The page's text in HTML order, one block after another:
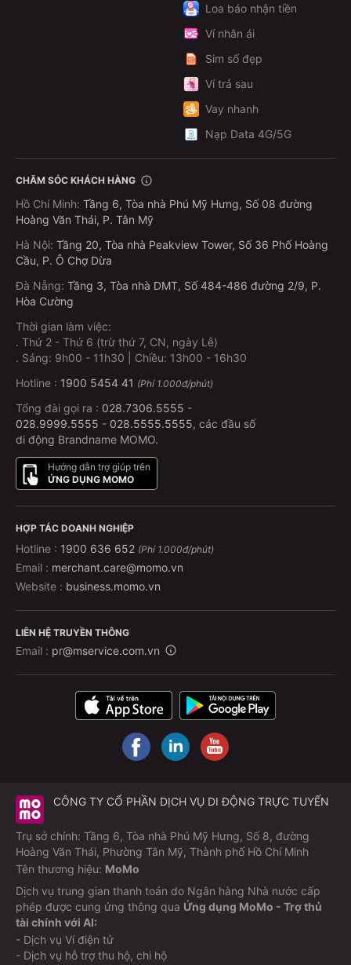
Loa báo nhận tiền
Ví nhân ái
Sim số đẹp
Ví trả sau
Vay nhanh
Nạp Data 4G/5G
CHĂM SÓC KHÁCH HÀNG
Hồ Chí Minh: Tầng 6, Tòa nhà Phú Mỹ Hưng, Số 08 đường
Hoàng Văn Thái, P. Tân Mỹ
Hà Nội: Tầng 20, Tòa nhà Peakview Tower, Số 36 Phố Hoàng
Cầu, P. Ô Chợ Dừa
Đà Nẵng: Tầng 3, Tòa nhà DMT, Số 484-486 đường 2/9, P.
Hòa Cường
Thời gian làm việc:
. Thứ 2 - Thứ 6 (trừ thứ 7, CN, ngày Lễ)
. Sáng: 9h00 - 11h30 | Chiều: 13h00 - 16h30
Hotline : 1900 5454 41 (Phí 1.000đ/phút)
Tổng đài gọi ra : 028.7306.5555 -
028.9999.5555 - 028.5555.5555, các đầu số
di động Brandname MOMO.
Hướng dẫn trợ giúp trên
ỨNG DỤNG MOMO
HỢP TÁC DOANH NGHIỆP
Hotline : 1900 636 652 (Phí 1.000đ/phút)
Email : merchant.care@momo.vn
Website : business.momo.vn
LIÊN HỆ TRUYỀN THÔNG
Email : pr@mservice.com.vn
CÔNG TY CỔ PHẦN DỊCH VỤ DI ĐỘNG TRỰC TUYẾN
Trụ sở chính: Tầng 6, Tòa nhà Phú Mỹ Hưng, Số 8, đường
Hoàng Văn Thái, Phường Tân Mỹ, Thành phố Hồ Chí Minh
Tên thương hiệu: MoMo
Dịch vụ trung gian thanh toán do Ngân hàng Nhà nước cấp
phép được cung ứng thông qua Ứng dụng MoMo - Trợ thủ
tài chính với AI:
- Dịch vụ Ví điện tử
- Dịch vụ hỗ trợ thu hộ, chi hộ